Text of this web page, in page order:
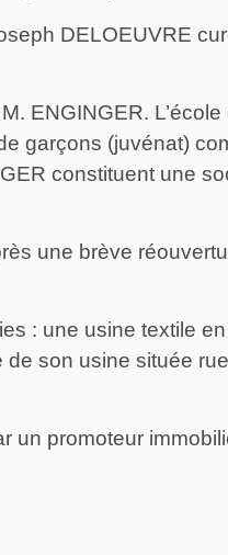
DELOEUVRE
ENGINGER.
garçons (juvénat)
constituent une
une brève
: une usine textile
de son usine située
un promoteur